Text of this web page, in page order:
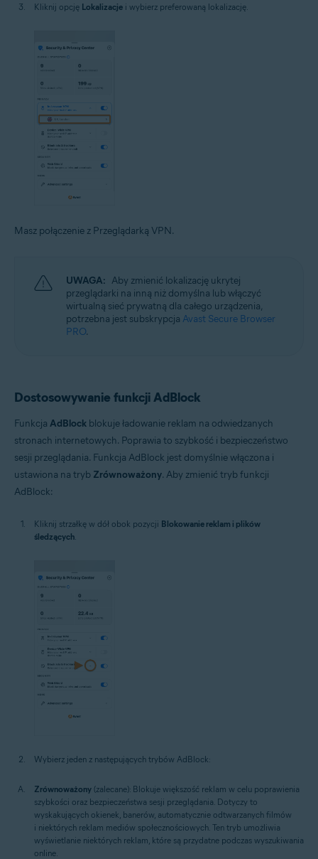
Kliknij opcję Lokalizacje i wybierz preferowaną lokalizację.
Masz połączenie z Przeglądarką VPN.
UWAGA: Aby zmienić lokalizację ukrytej
przeglądarki na inną niż domyślna lub włączyć
wirtualną sieć prywatną dla całego urządzenia,
potrzebna jest subskrypcja Avast Secure Browser
PRO.
Dostosowywanie funkcji AdBlock
Funkcja AdBlock blokuje ładowanie reklam na odwiedzanych
stronach internetowych. Poprawia to szybkość i bezpieczeństwo
sesji przeglądania. Funkcja AdBlock jest domyślnie włączona i
ustawiona na tryb Zrównoważony. Aby zmienić tryb funkcji
AdBlock:
Kliknij strzałkę w dół obok pozycji Blokowanie reklam i plików
śledzących.
Wybierz jeden z następujących trybów AdBlock:
Zrównoważony (zalecane): Blokuje większość reklam w celu poprawienia
szybkości oraz bezpieczeństwa sesji przeglądania. Dotyczy to
wyskakujących okienek, banerów, automatycznie odtwarzanych filmów
i niektórych reklam mediów społecznościowych. Ten tryb umożliwia
wyświetlanie niektórych reklam, które są przydatne podczas wyszukiwania
online.